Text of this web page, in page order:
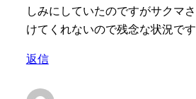
しみにしていたのですがサクマ
けてくれないので残念な状況です
返信